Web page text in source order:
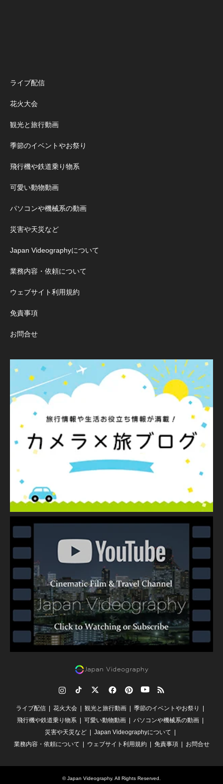
ライブ配信
花火大会
観光と旅行動画
季節のイベントやお祭り
飛行機や鉄道乗り物系
可愛い動物動画
パソコンや機械系の動画
災害や天災など
Japan Videographyについて
業務内容・依頼について
ウェブサイト利用規約
免責事項
お問合せ
FacebookPinterestYouTube RSS
ライブ配信 花火大会 観光と旅行動画
季節のイベントやお祭り
飛行機や鉄道乗り物系
可愛い動物動画
パソコンや機械系の動画
災害や天災など
Japan Videographyについて
業務内容・依頼について
ウェブサイト利用規約 免責事項 お問合せ
©Japan Videography. All Rights Reserved.